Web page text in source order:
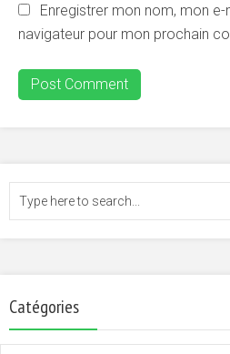
Enregistrer mon nom, mon
navigateur pour mon prochain
Catégories